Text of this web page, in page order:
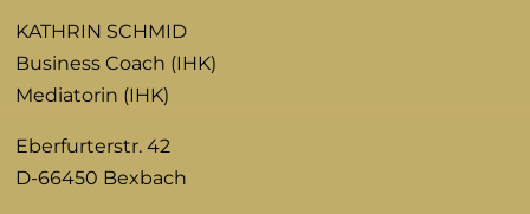
KATHRIN SCHMID
Business Coach (IHK)
Mediatorin (IHK)
Eberfurterstr. 42
D-66450 Bexbach